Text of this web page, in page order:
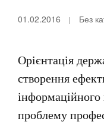
01.02.2016 Без
Орієнтація
створення
інформаційного
проблему